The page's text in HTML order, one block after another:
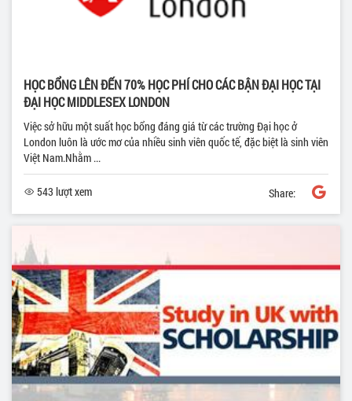
HỌC BỔNG LÊN ĐẾN 70% HỌC PHÍ CHO CÁC BẬN ĐẠI HỌC TẠI
ĐẠI HỌC MIDDLESEX LONDON
Việc sở hữu một suất học bổng đáng giá từ các trường Đại học ở
London luôn là ước mơ của nhiều sinh viên quốc tế, đặc biệt là sinh viên
Việt Nam.Nhằm ...
543 lượt xem Share: